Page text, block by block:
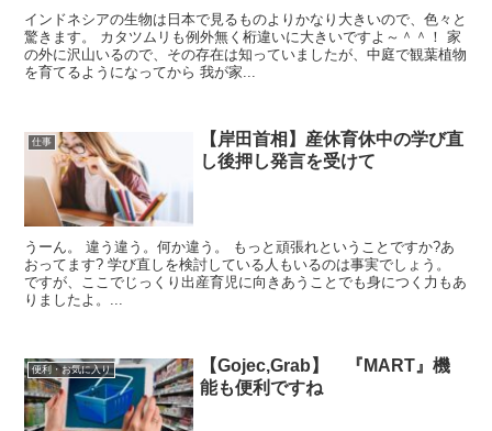
インドネシアの生物は日本で見るものよりかなり大きいので、色々と
驚きます。 カタツムリも例外無く桁違いに大きいですよ～＾＾！ 家
の外に沢山いるので、その存在は知っていましたが、中庭で観葉植物
を育てるようになってから 我が家...
仕事
【岸田首相】産休育休中の学び直
し後押し発言を受けて
うーん。 違う違う。何か違う。 もっと頑張れということですか?あ
おってます? 学び直しを検討している人もいるのは事実でしょう。
ですが、ここでじっくり出産育児に向きあうことでも身につく力もあ
りましたよ。...
便利・お気に入り
【Gojec,Grab】 『MART』機
能も便利ですね